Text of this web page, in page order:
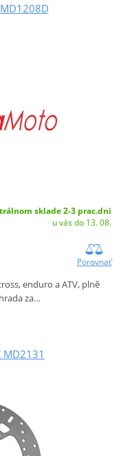
sklade 2-3 prac.dni
u vás do 13. 08.
Porovnať
enduro a ATV, plně
za…
MD2131